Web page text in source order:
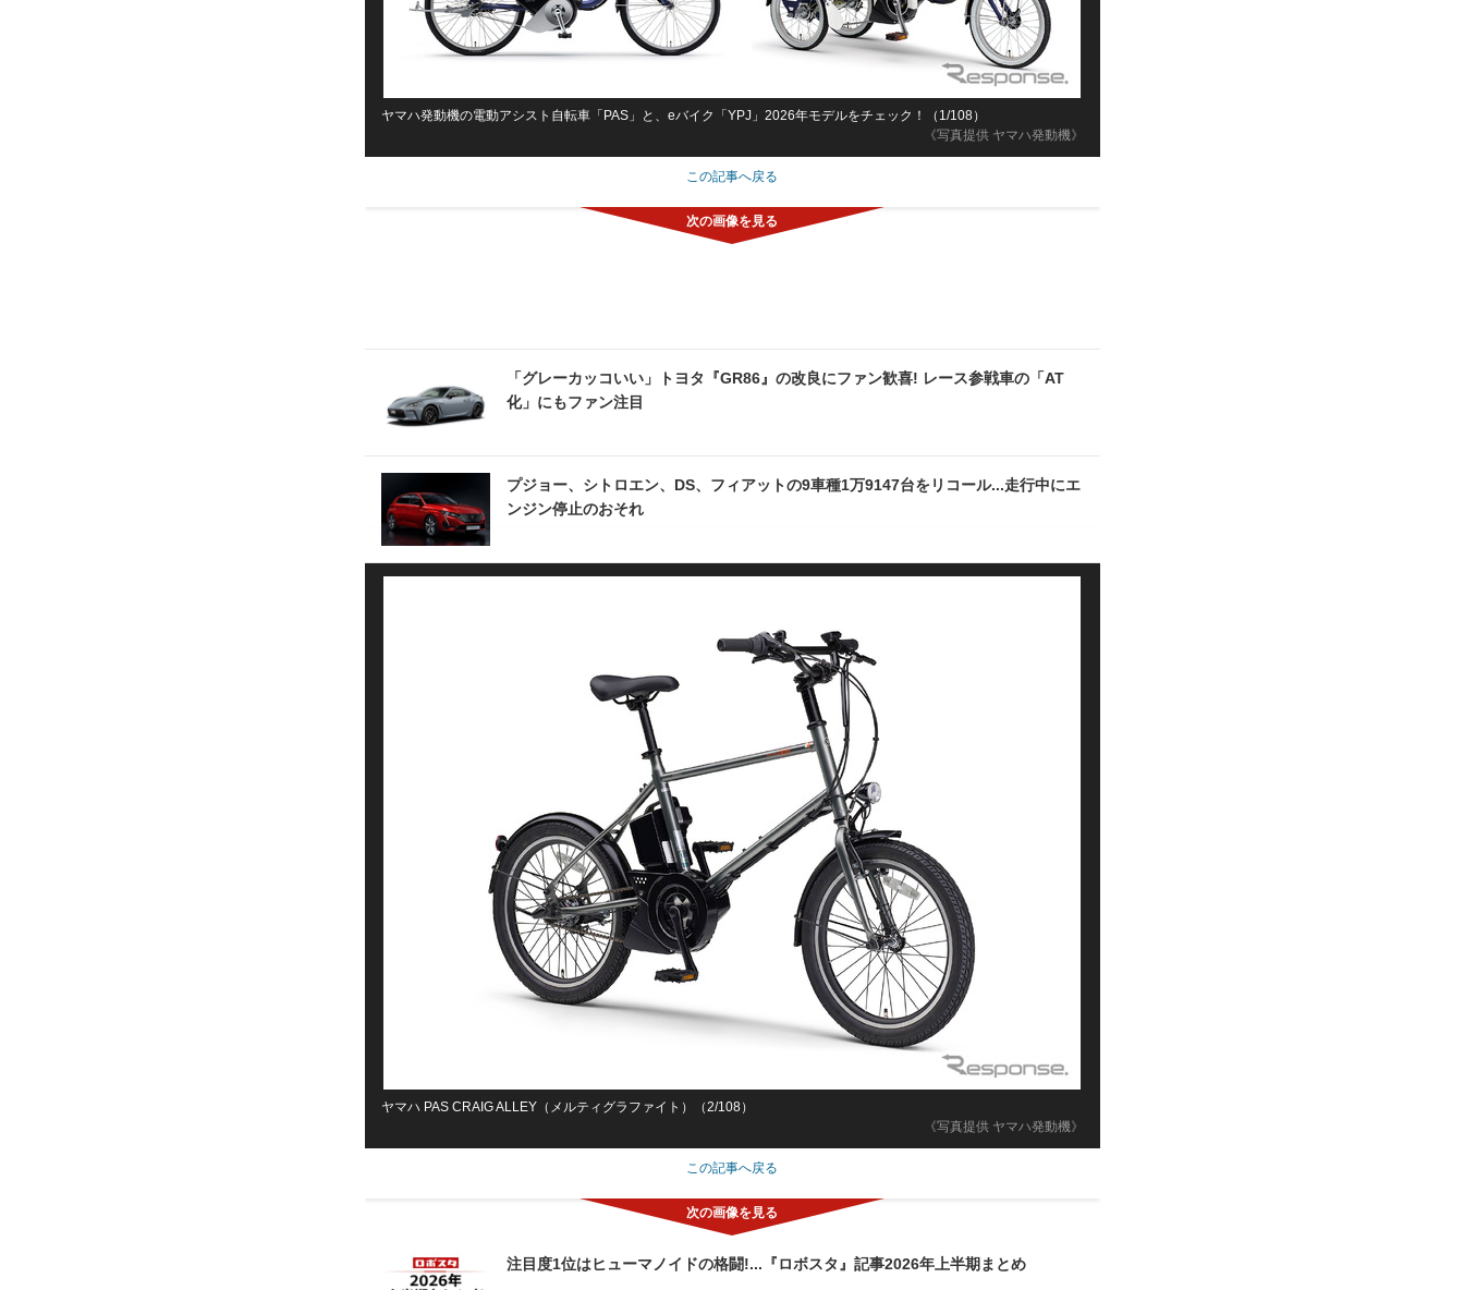
《写真提供 ヤマハ発動機》
ヤマハ発動機の電動アシスト自転車「PAS」と、eバイク「YPJ」2026年モデルをチェック！（1/108）
この記事へ戻る
「グレーカッコいい」トヨタ『GR86』の改良にファン歓喜! レース参戦車の「AT
化」にもファン注目
プジョー、シトロエン、DS、フィアットの9車種1万9147台をリコール...走行中にエ
ンジン停止のおそれ
《写真提供 ヤマハ発動機》
ヤマハ PAS CRAIG ALLEY（メルティグラファイト）（2/108）
この記事へ戻る
注目度1位はヒューマノイドの格闘!...『ロボスタ』記事2026年上半期まとめ